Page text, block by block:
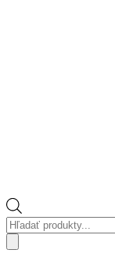
Vyhľadávanie
produktov